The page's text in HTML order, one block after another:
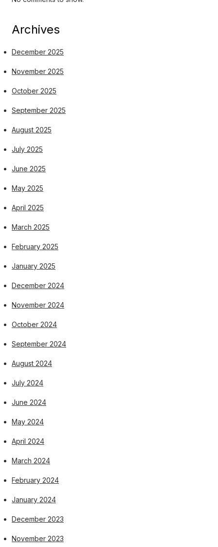
Archives
December 2025
November 2025
October 2025
September 2025
August 2025
July 2025
June 2025
May 2025
April 2025
March 2025
February 2025
January 2025
December 2024
November 2024
October 2024
September 2024
August 2024
July 2024
June 2024
May 2024
April 2024
March 2024
February 2024
January 2024
December 2023
November 2023